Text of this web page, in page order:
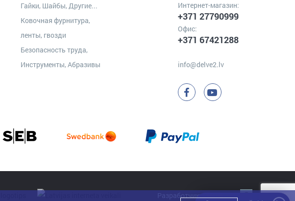
Гайки, Шайбы, Другие...
Ковочная фурнитура,
ленты, гвозди
Безопасность труда,
Инструменты, Абразивы
Интернет-магазин:
+371 27790999
Офис:
+371 67421288
info@delve2.lv
Разработчик: